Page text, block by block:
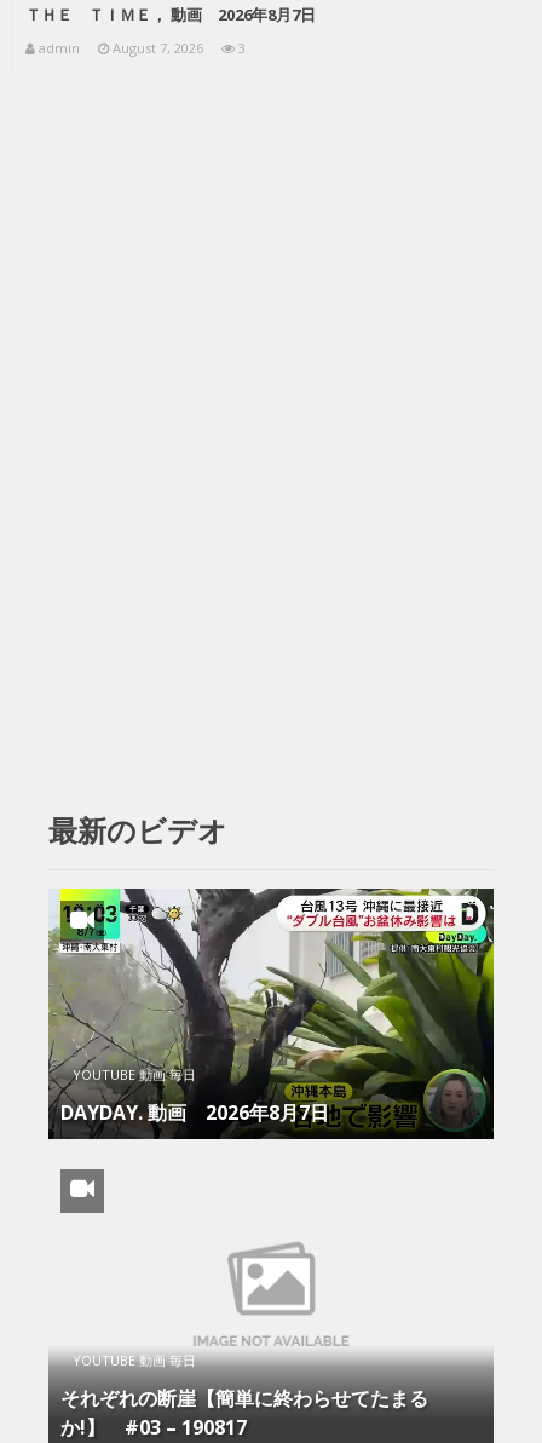
ＴＨＥ ＴＩＭＥ， 動画 2026年8月7日
admin August 7, 2026 3
最新のビデオ
YOUTUBE 動画 毎日
DAYDAY. 動画 2026年8月7日
YOUTUBE 動画 毎日
それぞれの断崖【簡単に終わらせてたまる
か!】 #03 – 190817